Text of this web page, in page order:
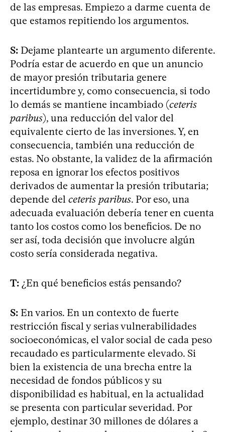
de las empresas. Empiezo a darme cuenta de
que estamos repitiendo los argumentos.
S: Dejame plantearte un argumento diferente.
Podría estar de acuerdo en que un anuncio
de mayor presión tributaria genere
incertidumbre y, como consecuencia, si todo
lo demás se mantiene incambiado (ceteris
paribus), una reducción del valor del
equivalente cierto de las inversiones. Y, en
consecuencia, también una reducción de
estas. No obstante, la validez de la afirmación
reposa en ignorar los efectos positivos
derivados de aumentar la presión tributaria;
depende del ceteris paribus. Por eso, una
adecuada evaluación debería tener en cuenta
tanto los costos como los beneficios. De no
ser así, toda decisión que involucre algún
costo sería considerada negativa.
T: ¿En qué beneficios estás pensando?
S: En varios. En un contexto de fuerte
restricción fiscal y serias vulnerabilidades
socioeconómicas, el valor social de cada peso
recaudado es particularmente elevado. Si
bien la existencia de una brecha entre la
necesidad de fondos públicos y su
disponibilidad es habitual, en la actualidad
se presenta con particular severidad. Por
ejemplo, destinar 30 millones de dólares a